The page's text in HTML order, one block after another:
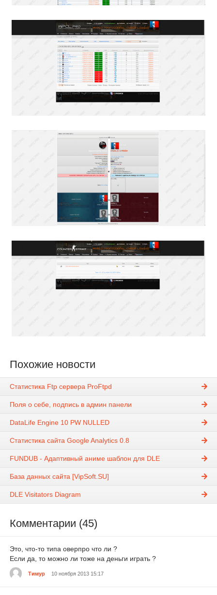
Похожие новости
Статистика Ftp сервера ProFtpd
Поля о себе, подпись в админ панели
DataLife Engine 10 PW NULLED
Статистика сайта Google Analytics 0.8
FUNDUB - Адаптивный аниме шаблон для DLE
База данных сайта [VipSoft.SU]
DLE Visitators Diagram
Комментарии (45)
Это, что-то типа оверпро что ли ?
Если да, то можно ли тоже на деньги играть ?
Тимур 10 ноября 2013 15:17